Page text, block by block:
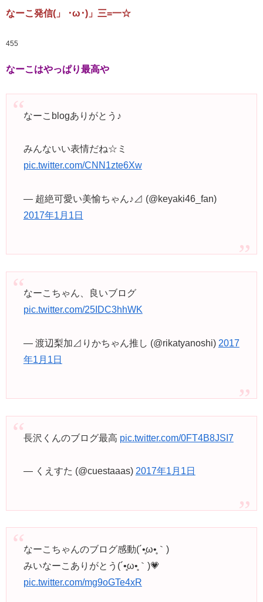
なーこ発信(」 ･ω･)」三=一☆
455
なーこはやっぱり最高や
なーこblogありがとう♪
みんないい表情だね☆ミ
pic.twitter.com/CNN1zte6Xw
— 超絶可愛い美愉ちゃん♪⊿ (@keyaki46_fan)
2017年1月1日
なーこちゃん、良いブログ
pic.twitter.com/25IDC3hhWK
— 渡辺梨加⊿りかちゃん推し (@rikatyanoshi) 2017
年1月1日
長沢くんのブログ最高 pic.twitter.com/0FT4B8JSI7
— くえすた (@cuestaaas) 2017年1月1日
なーこちゃんのブログ感動(´•̥ω•̥｀)
みいなーこありがとう(´•̥ω•̥｀)💗
pic.twitter.com/mg9oGTe4xR